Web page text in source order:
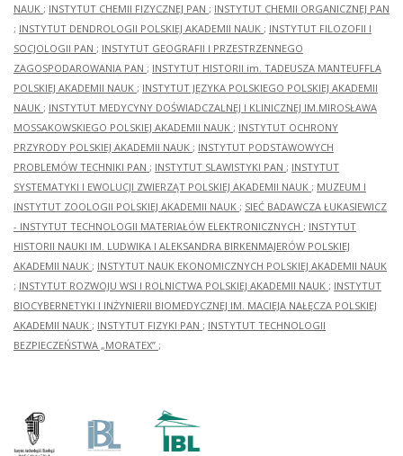
NAUK ; INSTYTUT CHEMII FIZYCZNEJ PAN ; INSTYTUT CHEMII ORGANICZNEJ PAN
; INSTYTUT DENDROLOGII POLSKIEJ AKADEMII NAUK ; INSTYTUT FILOZOFII I
SOCJOLOGII PAN ; INSTYTUT GEOGRAFII I PRZESTRZENNEGO
ZAGOSPODAROWANIA PAN ; INSTYTUT HISTORII im. TADEUSZA MANTEUFFLA
POLSKIEJ AKADEMII NAUK ; INSTYTUT JĘZYKA POLSKIEGO POLSKIEJ AKADEMII
NAUK ; INSTYTUT MEDYCYNY DOŚWIADCZALNEJ I KLINICZNEJ IM.MIROSŁAWA
MOSSAKOWSKIEGO POLSKIEJ AKADEMII NAUK ; INSTYTUT OCHRONY
PRZYRODY POLSKIEJ AKADEMII NAUK ; INSTYTUT PODSTAWOWYCH
PROBLEMÓW TECHNIKI PAN ; INSTYTUT SLAWISTYKI PAN ; INSTYTUT
SYSTEMATYKI I EWOLUCJI ZWIERZĄT POLSKIEJ AKADEMII NAUK ; MUZEUM I
INSTYTUT ZOOLOGII POLSKIEJ AKADEMII NAUK ; SIEĆ BADAWCZA ŁUKASIEWICZ
- INSTYTUT TECHNOLOGII MATERIAŁÓW ELEKTRONICZNYCH ; INSTYTUT
HISTORII NAUKI IM. LUDWIKA I ALEKSANDRA BIRKENMAJERÓW POLSKIEJ
AKADEMII NAUK ; INSTYTUT NAUK EKONOMICZNYCH POLSKIEJ AKADEMII NAUK
; INSTYTUT ROZWOJU WSI I ROLNICTWA POLSKIEJ AKADEMII NAUK ; INSTYTUT
BIOCYBERNETYKI I INŻYNIERII BIOMEDYCZNEJ IM. MACIEJA NAŁĘCZA POLSKIEJ
AKADEMII NAUK ; INSTYTUT FIZYKI PAN ; INSTYTUT TECHNOLOGII
BEZPIECZEŃSTWA „MORATEX” ;